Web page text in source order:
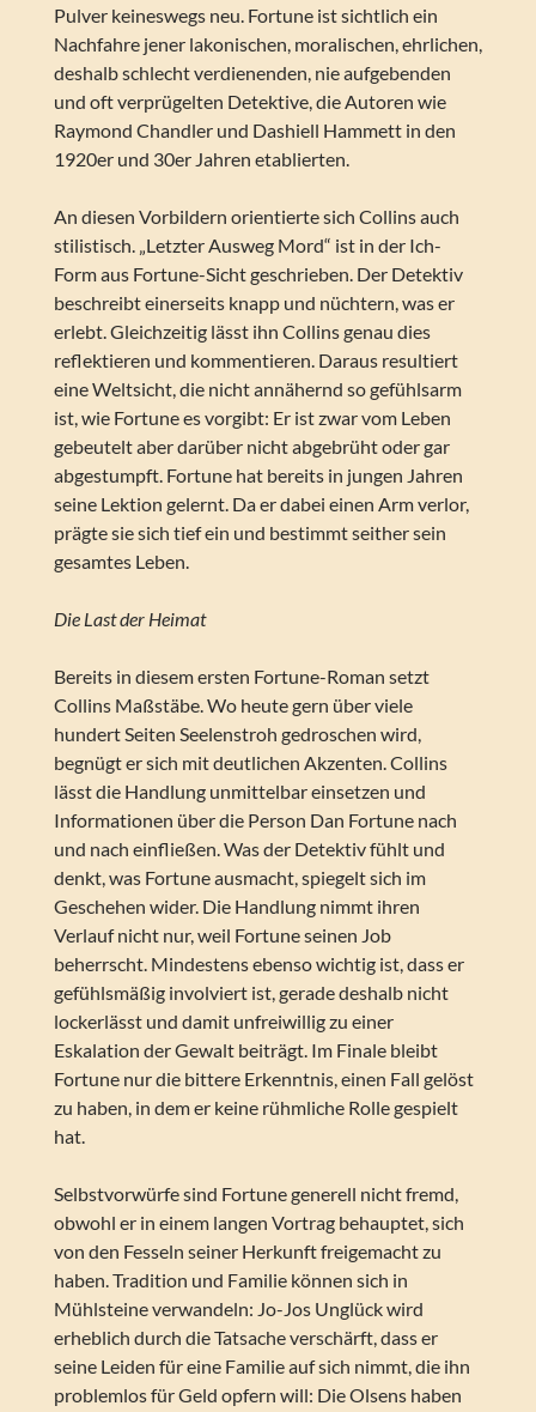
Pulver keineswegs neu. Fortune ist sichtlich ein
Nachfahre jener lakonischen, moralischen, ehrlichen,
deshalb schlecht verdienenden, nie aufgebenden
und oft verprügelten Detektive, die Autoren wie
Raymond Chandler und Dashiell Hammett in den
1920er und 30er Jahren etablierten.
An diesen Vorbildern orientierte sich Collins auch
stilistisch. „Letzter Ausweg Mord“ ist in der Ich-
Form aus Fortune-Sicht geschrieben. Der Detektiv
beschreibt einerseits knapp und nüchtern, was er
erlebt. Gleichzeitig lässt ihn Collins genau dies
reflektieren und kommentieren. Daraus resultiert
eine Weltsicht, die nicht annähernd so gefühlsarm
ist, wie Fortune es vorgibt: Er ist zwar vom Leben
gebeutelt aber darüber nicht abgebrüht oder gar
abgestumpft. Fortune hat bereits in jungen Jahren
seine Lektion gelernt. Da er dabei einen Arm verlor,
prägte sie sich tief ein und bestimmt seither sein
gesamtes Leben.
Die Last der Heimat
Bereits in diesem ersten Fortune-Roman setzt
Collins Maßstäbe. Wo heute gern über viele
hundert Seiten Seelenstroh gedroschen wird,
begnügt er sich mit deutlichen Akzenten. Collins
lässt die Handlung unmittelbar einsetzen und
Informationen über die Person Dan Fortune nach
und nach einfließen. Was der Detektiv fühlt und
denkt, was Fortune ausmacht, spiegelt sich im
Geschehen wider. Die Handlung nimmt ihren
Verlauf nicht nur, weil Fortune seinen Job
beherrscht. Mindestens ebenso wichtig ist, dass er
gefühlsmäßig involviert ist, gerade deshalb nicht
lockerlässt und damit unfreiwillig zu einer
Eskalation der Gewalt beiträgt. Im Finale bleibt
Fortune nur die bittere Erkenntnis, einen Fall gelöst
zu haben, in dem er keine rühmliche Rolle gespielt
hat.
Selbstvorwürfe sind Fortune generell nicht fremd,
obwohl er in einem langen Vortrag behauptet, sich
von den Fesseln seiner Herkunft freigemacht zu
haben. Tradition und Familie können sich in
Mühlsteine verwandeln: Jo-Jos Unglück wird
erheblich durch die Tatsache verschärft, dass er
seine Leiden für eine Familie auf sich nimmt, die ihn
problemlos für Geld opfern will: Die Olsens haben